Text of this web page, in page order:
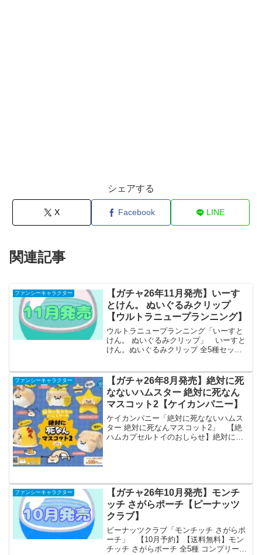
シェアする
X Facebook LINE
関連記事
ファンシーキャラクター
【ガチャ26年11月発売】いーす
とけん。 ぬいぐるみクリップ
【ウルトラニュープランニング】
ウルトラニュープランニング「いーすと
けん。 ぬいぐるみクリップ」 いーすと
けん。ぬいぐるみクリップ 全5種セット
ップ」が全国のカプセルトイ売り場から
発売されます...
ファンシーキャラクター
【ガチャ26年8月発売】絶対に死
なないハムスター 絶対に死なん
マスコット2【ケイカンパニー】
ケイカンパニー「絶対に死なないハムス
ター 絶対に死なんマスコット2」 【絶
ハムカプセルトイのおしらせ】絶対に死
ファンシーキャラクター
【ガチャ26年10月発売】モンチ
ッチ さがらポーチ【ピーナッツ
クラブ】
ピーナッツクラブ「モンチッチ さがらポ
ーチ」 【10月予約】【送料無料】モン
チッチ さがらポーチ 全5種 コンプリー